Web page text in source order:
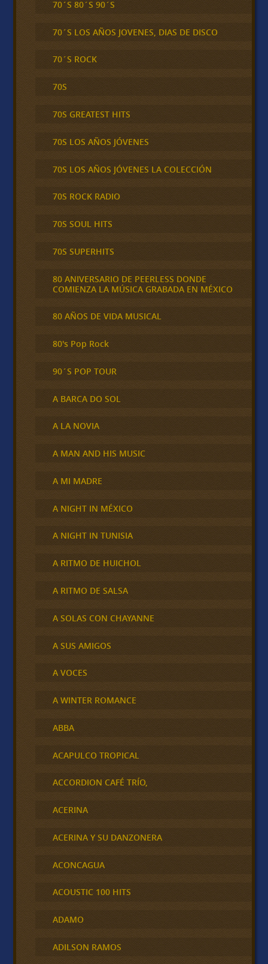
70´S 80´S 90´S
70´S LOS AÑOS JOVENES, DIAS DE DISCO
70´S ROCK
70S
70S GREATEST HITS
70S LOS AÑOS JÓVENES
70S LOS AÑOS JÓVENES LA COLECCIÓN
70S ROCK RADIO
70S SOUL HITS
70S SUPERHITS
80 ANIVERSARIO DE PEERLESS DONDE
COMIENZA LA MÚSICA GRABADA EN MÉXICO
80 AÑOS DE VIDA MUSICAL
80's Pop Rock
90´S POP TOUR
A BARCA DO SOL
A LA NOVIA
A MAN AND HIS MUSIC
A MI MADRE
A NIGHT IN MÉXICO
A NIGHT IN TUNISIA
A RITMO DE HUICHOL
A RITMO DE SALSA
A SOLAS CON CHAYANNE
A SUS AMIGOS
A VOCES
A WINTER ROMANCE
ABBA
ACAPULCO TROPICAL
ACCORDION CAFÉ TRÍO,
ACERINA
ACERINA Y SU DANZONERA
ACONCAGUA
ACOUSTIC 100 HITS
ADAMO
ADILSON RAMOS